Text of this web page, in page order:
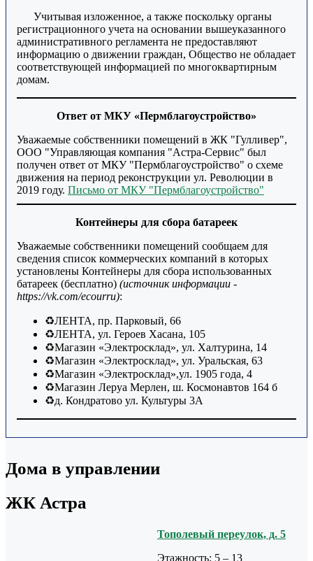
Учитывая изложенное, а также поскольку органы
регистрационного учета на основании вышеуказанного
административного регламента не предоставляют
информацию о движении граждан, Общество не обладает
соответствующей информацией по многоквартирным
домам.
Ответ от МКУ «Пермблагоустройство»
Уважаемые собственники помещений в ЖК "Гулливер",
ООО "Управляющая компания "Астра-Сервис" был
получен ответ от МКУ "Пермблагоустройство" о схеме
движения на период реконструкции ул. Революции в
2019 году. Письмо от МКУ "Пермблагоустройство"
Контейнеры для сбора батареек
Уважаемые собственники помещений сообщаем для
сведения список коммерческих компаний в которых
установлены Контейнеры для сбора использованных
батареек (бесплатно) (источник информации -
https://vk.com/ecourru):
♻ЛЕНТА, пр. Парковый, 66
♻ЛЕНТА, ул. Героев Хасана, 105
♻Магазин «Электросклад», ул. Халтурина, 14
♻Магазин «Электросклад», ул. Уральская, 63
♻Магазин «Электросклад»,ул. 1905 года, 4
♻Магазин Леруа Мерлен, ш. Космонавтов 164 б
♻д. Кондратово ул. Культуры 3А
Дома в управлении
ЖК Астра
Тополевый переулок, д. 5
Этажность: 5 – 13